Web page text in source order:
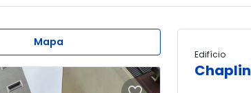
Mapa
Edifício